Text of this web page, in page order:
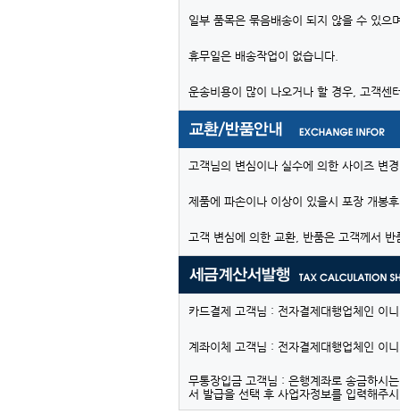
일부 품목은 묶음배송이 되지 않을 수 있으
휴무일은 배송작업이 없습니다.
운송비용이 많이 나오거나 할 경우, 고객센
고객님의 변심이나 실수에 의한 사이즈 변
제품에 파손이나 이상이 있을시 포장 개봉
고객 변심에 의한 교환, 반품은 고객께서
카드결제 고객님 : 전자결제대행업체인 이
계좌이체 고객님 : 전자결제대행업체인 이
무통장입금 고객님 : 은행계좌로 송금하시
서 발급을 선택 후 사업자정보를 입력해주